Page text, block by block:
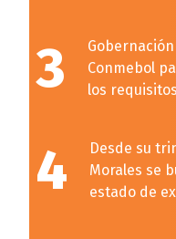
3
Conmebol
los
4
Desde su
Morales se
estado de